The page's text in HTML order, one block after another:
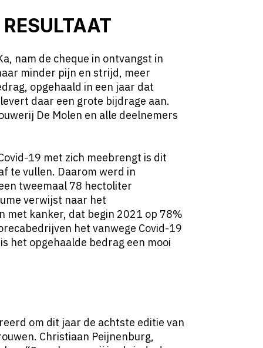
nam de cheque in ontvangst in
minder pijn en strijd, meer
opgehaald in een jaar dat
daar een grote bijdrage aan.
De Molen en alle deelnemers
19 met zich meebrengt is dit
te vullen. Daarom werd in
tweemaal 78 hectoliter
verwijst naar het
met kanker, dat begin 2021 op 78%
het vanwege Covid-19
het opgehaalde bedrag een mooi
om dit jaar de achtste editie van
Christiaan Peijnenburg,